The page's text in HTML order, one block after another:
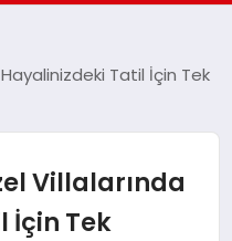
Hayalinizdeki Tatil İçin Tek
Villalarında
İçin Tek